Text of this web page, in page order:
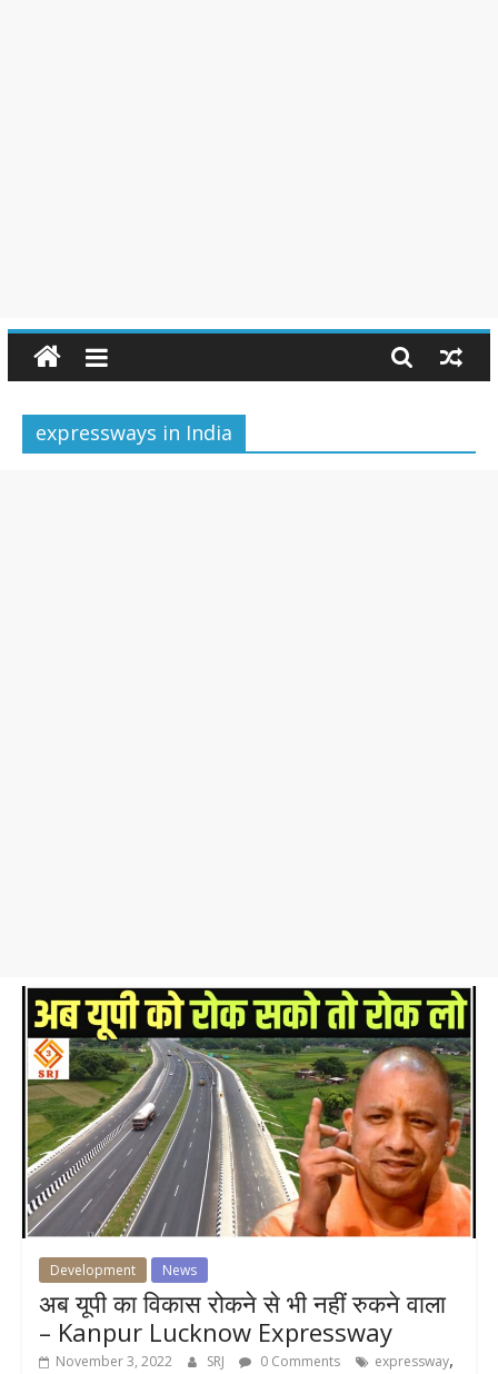
expressways in India
Development News
अब यूपी का विकास रोकने से भी नहीं रुकने वाला
– Kanpur Lucknow Expressway
November 3, 2022 SRJ 0 Comments expressway,